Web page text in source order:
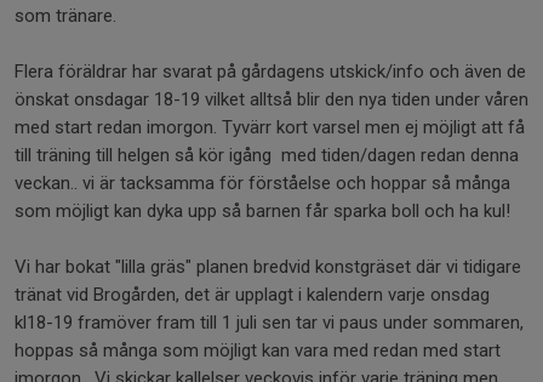
som tränare.
Flera föräldrar har svarat på gårdagens utskick/info och även de
önskat onsdagar 18-19 vilket alltså blir den nya tiden under våren
med start redan imorgon. Tyvärr kort varsel men ej möjligt att få
till träning till helgen så kör igång med tiden/dagen redan denna
veckan.. vi är tacksamma för förståelse och hoppar så många
som möjligt kan dyka upp så barnen får sparka boll och ha kul!
Vi har bokat "lilla gräs" planen bredvid konstgräset där vi tidigare
tränat vid Brogården, det är upplagt i kalendern varje onsdag
kl18-19 framöver fram till 1 juli sen tar vi paus under sommaren,
hoppas så många som möjligt kan vara med redan med start